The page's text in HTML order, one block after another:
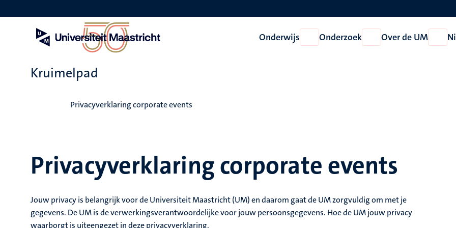
en
Onderwijs
Open
Onderwijs
Onderzoek
Open
Onderzoek
Over de UM
Open
Over
Kruimelpad
Privacyverklaring corporate events
Privacyverklaring corporate events
Jouw privacy is belangrijk voor de Universiteit Maastricht (UM) en daarom gaat de UM zorgvuldig om met je
gegevens. De UM is de verwerkingsverantwoordelijke voor jouw persoonsgegevens. Hoe de UM jouw privacy
waarborgt is uiteengezet in deze privacyverklaring.